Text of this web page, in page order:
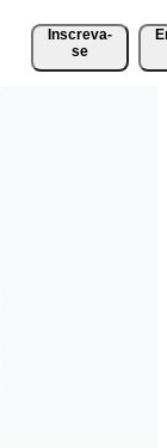
Inscreva-
se